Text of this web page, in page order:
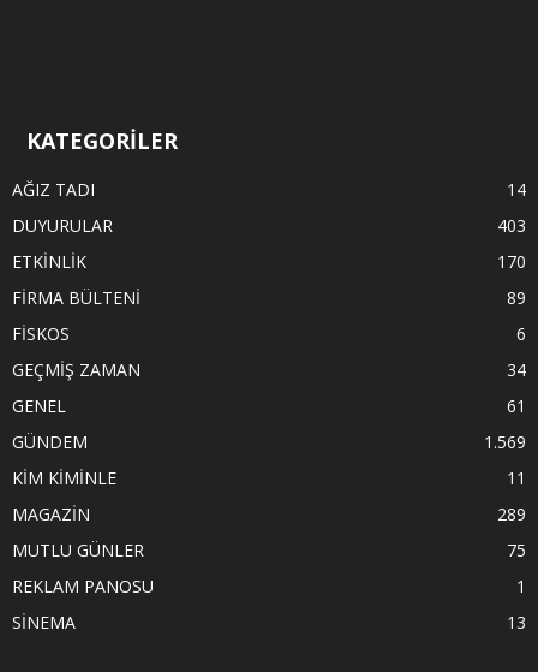
KATEGORİLER
AĞIZ TADI
14
DUYURULAR
403
ETKİNLİK
170
FİRMA BÜLTENİ
89
FİSKOS
6
GEÇMİŞ ZAMAN
34
GENEL
61
GÜNDEM
1.569
KİM KİMİNLE
11
MAGAZİN
289
MUTLU GÜNLER
75
REKLAM PANOSU
1
SİNEMA
13